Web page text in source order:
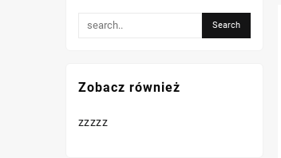
Zobacz również
zzzzz